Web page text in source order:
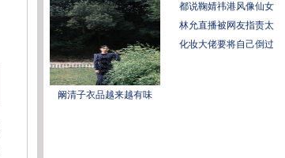
阚清子衣品越来越有味
都说鞠婧祎港风像仙女
林允直播被网友指责太
化妆大佬要将自己倒过